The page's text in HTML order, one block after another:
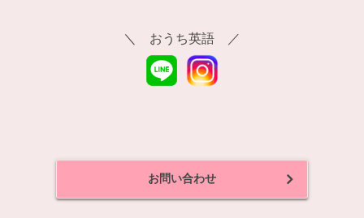
＼ おうち英語 ／
お問い合わせ